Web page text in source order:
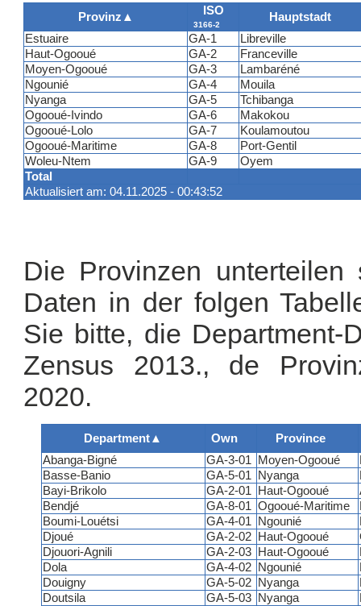
Provinz ▲ ISO
3166-2
Hauptstadt
Total
Aktualisiert am: 04.11.2025 - 00:43:52
Estuaire GA-1
Libreville
Haut-Ogooué
GA-2
Franceville
Moyen-Ogooué
GA-3
Lambaréné
Ngounié
GA-4
Mouila
Nyanga
GA-5
Tchibanga
Ogooué-Ivindo
GA-6
Makokou
Ogooué-Lolo
GA-7
Koulamoutou
Ogooué-Maritime
GA-8
Port-Gentil
Woleu-Ntem
GA-9 Oyem
Die Provinzen
Daten in der folgen
Sie bitte, die Department-
Zensus 2013., de
2020.
Department▲ Own Province
Abanga-Bigné GA-3-01 Moyen-Ogooué
Basse-Banio
GA-5-01 Nyanga
Bayi-Brikolo
GA-2-01 Haut-Ogooué
Bendjé
GA-8-01 Ogooué-Maritime
Boumi-Louétsi
GA-4-01 Ngounié
Djoué
GA-2-02 Haut-Ogooué
Djouori-Agnili
GA-2-03 Haut-Ogooué
Dola
GA-4-02 Ngounié
Douigny
GA-5-02 Nyanga
Doutsila
GA-5-03 Nyanga